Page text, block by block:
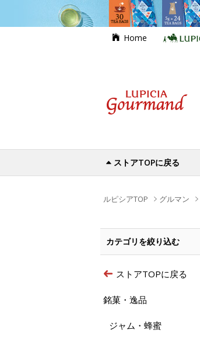
Home
ストアTOPに戻る
ルピシアTOP グルマン
カテゴリを絞り込む
ストアTOPに戻る
銘菓・逸品
ジャム・蜂蜜